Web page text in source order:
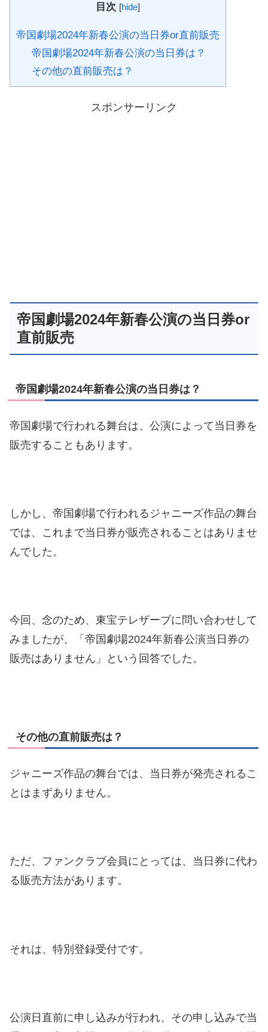
目次 [hide]
帝国劇場2024年新春公演の当日券or直前販売
帝国劇場2024年新春公演の当日券は？
その他の直前販売は？
スポンサーリンク
帝国劇場2024年新春公演の当日券or
直前販売
帝国劇場2024年新春公演の当日券は？
帝国劇場で行われる舞台は、公演によって当日券を
販売することもあります。
しかし、帝国劇場で行われるジャニーズ作品の舞台
では、これまで当日券が販売されることはありませ
んでした。
今回、念のため、東宝テレザーブに問い合わせして
みましたが、「帝国劇場2024年新春公演当日券の
販売はありません」という回答でした。
その他の直前販売は？
ジャニーズ作品の舞台では、当日券が発売されるこ
とはまずありません。
ただ、ファンクラブ会員にとっては、当日券に代わ
る販売方法があります。
それは、特別登録受付です。
公演日直前に申し込みが行われ、その申し込みで当